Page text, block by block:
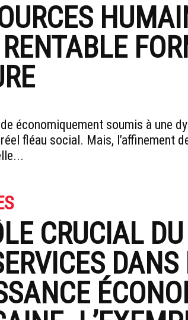
économiquement soumis à une
fléau social. Mais, l’affinement
CRUCIAL